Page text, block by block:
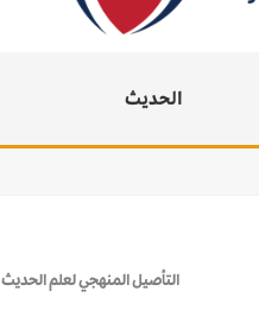
الحديث
التأصيل المنهجي لعلم الحديث